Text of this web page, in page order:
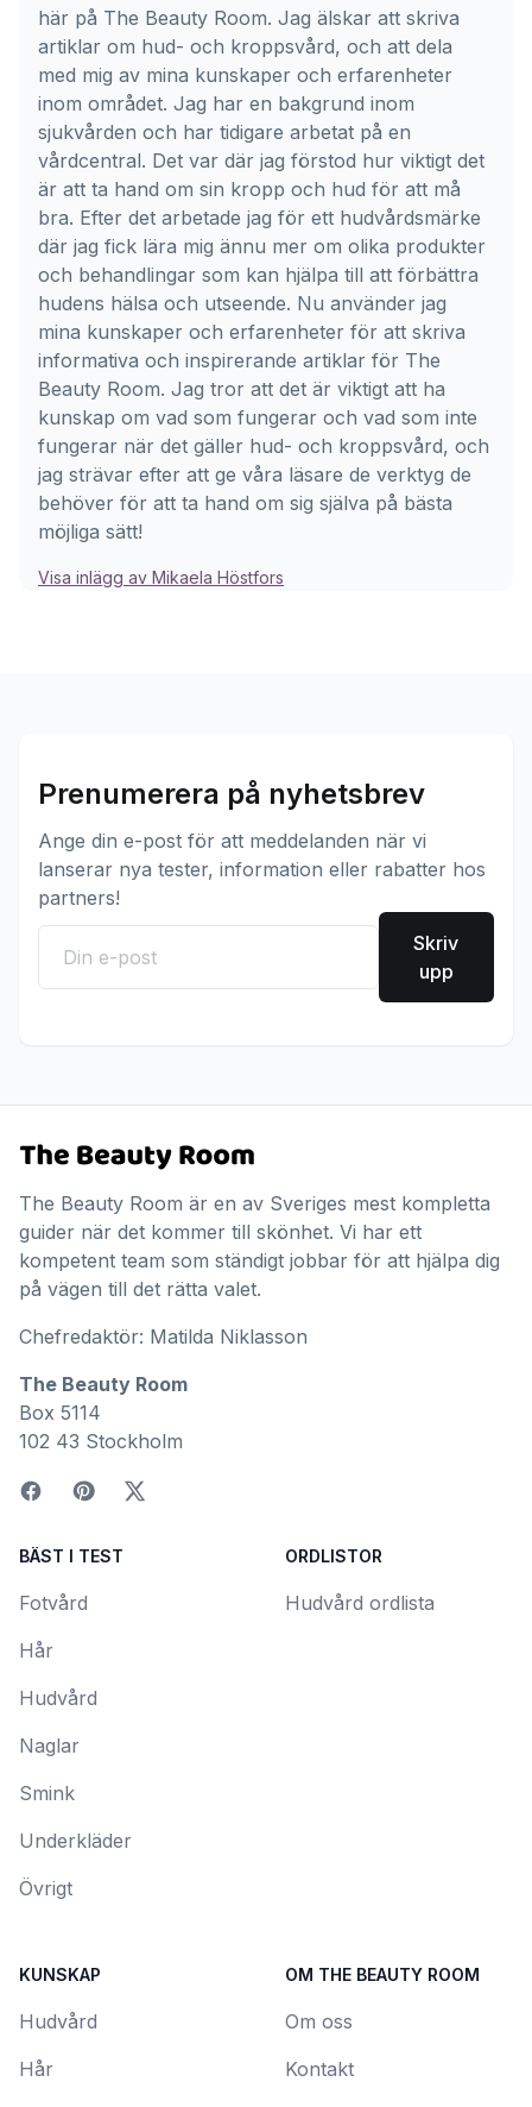
här på The Beauty Room. Jag älskar att skriva
artiklar om hud- och kroppsvård, och att dela
med mig av mina kunskaper och erfarenheter
inom området. Jag har en bakgrund inom
sjukvården och har tidigare arbetat på en
vårdcentral. Det var där jag förstod hur viktigt det
är att ta hand om sin kropp och hud för att må
bra. Efter det arbetade jag för ett hudvårdsmärke
där jag fick lära mig ännu mer om olika produkter
och behandlingar som kan hjälpa till att förbättra
hudens hälsa och utseende. Nu använder jag
mina kunskaper och erfarenheter för att skriva
informativa och inspirerande artiklar för The
Beauty Room. Jag tror att det är viktigt att ha
kunskap om vad som fungerar och vad som inte
fungerar när det gäller hud- och kroppsvård, och
jag strävar efter att ge våra läsare de verktyg de
behöver för att ta hand om sig själva på bästa
möjliga sätt!
Visa inlägg av Mikaela Höstfors
Prenumerera på nyhetsbrev
Ange din e-post för att meddelanden när vi
lanserar nya tester, information eller rabatter hos
partners!
Skriv
upp
The Beauty Room är en av Sveriges mest kompletta
guider när det kommer till skönhet. Vi har ett
kompetent team som ständigt jobbar för att hjälpa dig
på vägen till det rätta valet.
Chefredaktör: Matilda Niklasson
The Beauty Room
Box 5114
102 43 Stockholm
BÄST I TEST
Fotvård
Hår
Hudvård
Naglar
Smink
Underkläder
Övrigt
ORDLISTOR
Hudvård ordlista
KUNSKAP
Hudvård
Hår
OM THE BEAUTY ROOM
Om oss
Kontakt